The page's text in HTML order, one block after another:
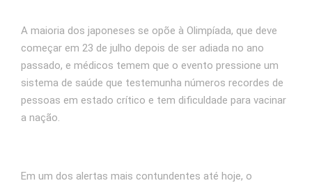
A maioria dos japoneses se opõe à Olimpíada, que deve
começar em 23 de julho depois de ser adiada no ano
passado, e médicos temem que o evento pressione um
sistema de saúde que testemunha números recordes de
pessoas em estado crítico e tem dificuldade para vacinar
a nação.
Em um dos alertas mais contundentes até hoje, o